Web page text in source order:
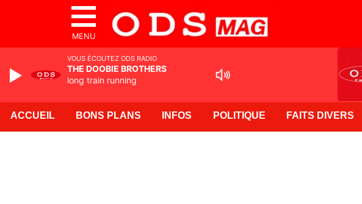
MENU
ACCUEIL BONS PLANS INFOS POLITIQUE FAITS DIVERS
VOUS ÉCOUTEZ ODS RADIO
THE DOOBIE BROTHERS
long train running